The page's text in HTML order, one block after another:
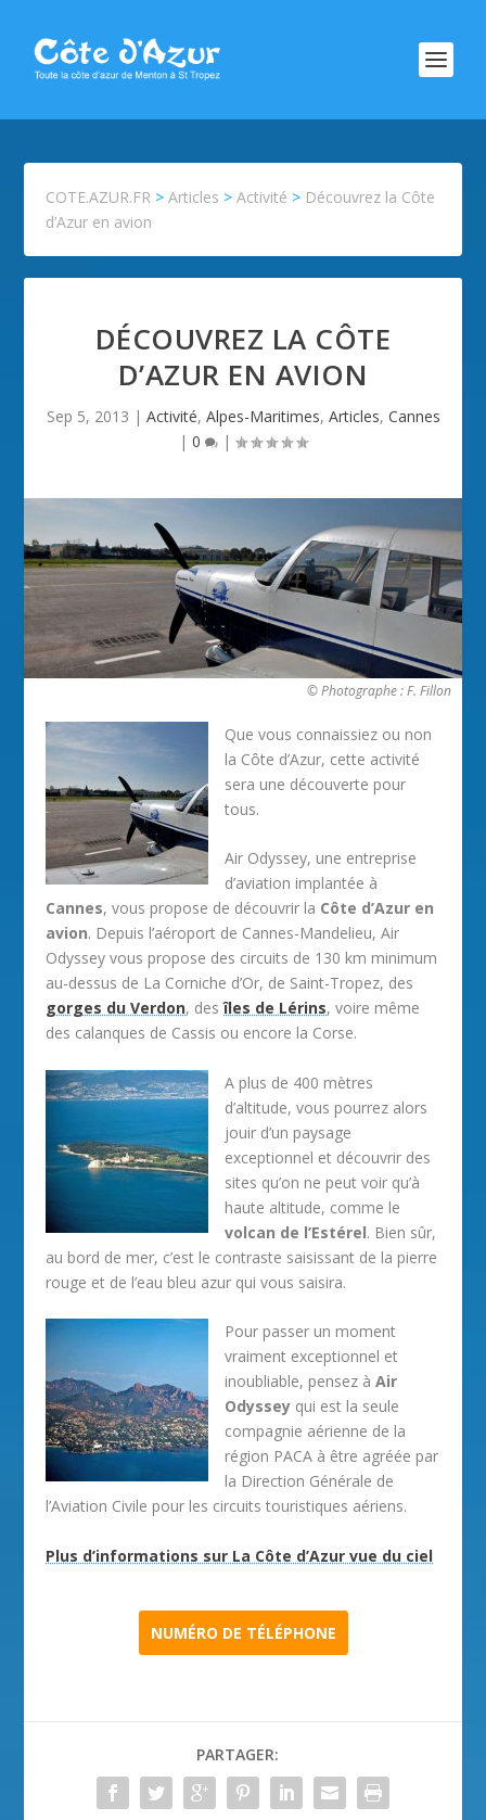
COTE.AZUR.FR >Articles >Activité > Découvrez la Côte
d’Azur en avion
DÉCOUVREZ LA CÔTE
D’AZUR EN AVION
Sep 5, 2013 | Activité, Alpes-Maritimes, Articles, Cannes
| 0 |
© Photographe : F. Fillon
Que vous connaissiez ou non
la Côte d’Azur, cette activité
sera une découverte pour
tous.
Air Odyssey, une entreprise
d’aviation implantée à
Cannes, vous propose de découvrir la Côte d’Azur en
avion. Depuis l’aéroport de Cannes-Mandelieu, Air
Odyssey vous propose des circuits de 130 km minimum
au-dessus de La Corniche d’Or, de Saint-Tropez, des
gorges du Verdon, desîles de Lérins, voire même
des calanques de Cassis ou encore la Corse.
A plus de 400 mètres
d’altitude, vous pourrez alors
jouir d’un paysage
exceptionnel et découvrir des
sites qu’on ne peut voir qu’à
haute altitude, comme le
volcan de l’Estérel. Bien sûr,
au bord de mer, c’est le contraste saisissant de la pierre
rouge et de l’eau bleu azur qui vous saisira.
Pour passer un moment
vraiment exceptionnel et
inoubliable, pensez àAir
Odyssey qui est la seule
compagnie aérienne de la
région PACA à être agréée par
la Direction Générale de
l’Aviation Civile pour les circuits touristiques aériens.
Plus d’informations sur La Côte d’Azur vue du ciel
NUMÉRO DE TÉLÉPHONE
PARTAGER: